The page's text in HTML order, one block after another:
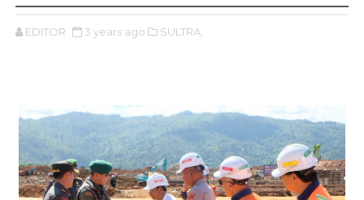
EDITOR 3 years ago SULTRA,